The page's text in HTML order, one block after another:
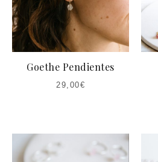
Goethe Pendientes
29,00€